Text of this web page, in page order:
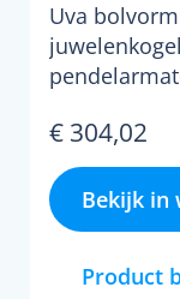
Uva
€ 304,02
Bekijk in
Product